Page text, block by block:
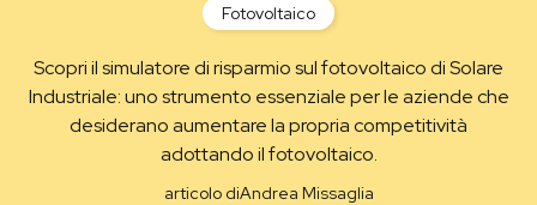
Fotovoltaico
Scopri il simulatore di risparmio sul fotovoltaico di Solare
Industriale: uno strumento essenziale per le aziende che
desiderano aumentare la propria competitività
adottando il fotovoltaico.
articolo diAndrea Missaglia